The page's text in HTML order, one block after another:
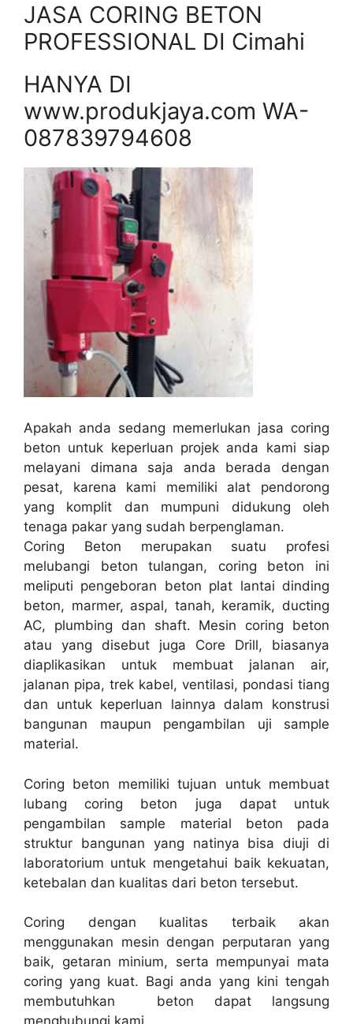
JASA CORING BETON
PROFESSIONAL DI Cimahi
HANYA DI
www.produkjaya.com WA-
087839794608
Apakah anda sedang memerlukan jasa coring
beton untuk keperluan projek anda kami siap
melayani dimana saja anda berada dengan
pesat, karena kami memiliki alat pendorong
yang komplit dan mumpuni didukung oleh
tenaga pakar yang sudah berpenglaman.
Coring Beton merupakan suatu profesi
melubangi beton tulangan, coring beton ini
meliputi pengeboran beton plat lantai dinding
beton, marmer, aspal, tanah, keramik, ducting
AC, plumbing dan shaft. Mesin coring beton
atau yang disebut juga Core Drill, biasanya
diaplikasikan untuk membuat jalanan air,
jalanan pipa, trek kabel, ventilasi, pondasi tiang
dan untuk keperluan lainnya dalam konstrusi
bangunan maupun pengambilan uji sample
material.
Coring beton memiliki tujuan untuk membuat
lubang coring beton juga dapat untuk
pengambilan sample material beton pada
struktur bangunan yang natinya bisa diuji di
laboratorium untuk mengetahui baik kekuatan,
ketebalan dan kualitas dari beton tersebut.
Coring dengan kualitas terbaik akan
menggunakan mesin dengan perputaran yang
baik, getaran minium, serta mempunyai mata
coring yang kuat. Bagi anda yang kini tengah
membutuhkan beton dapat langsung